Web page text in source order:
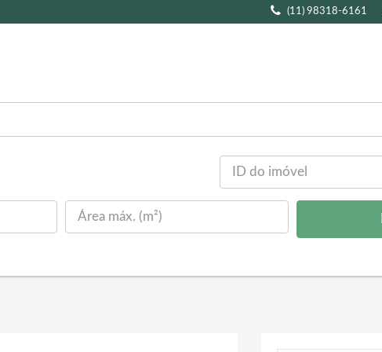
(11) 98318-6161